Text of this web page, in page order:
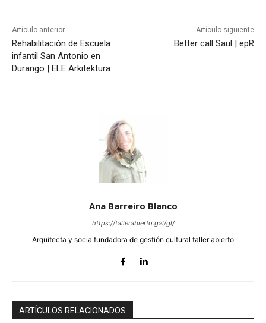
Artículo anterior
Rehabilitación de Escuela
infantil San Antonio en
Durango | ELE Arkitektura
Artículo siguiente
Better call Saul | epR
Ana Barreiro Blanco
https://tallerabierto.gal/gl/
Arquitecta y socia fundadora de gestión cultural taller abierto
ARTÍCULOS RELACIONADOS